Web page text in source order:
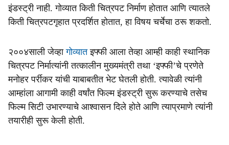
इंडस्ट्री नाही. गोव्यात किती चित्रपट निर्माण होतात आणि त्यातले
किती चित्रपटगृहात प्रदर्शित होतात, हा विषय चर्चेचा ठरू शकतो.
२००४साली जेव्हागोव्यातइफ्फी आला तेव्हा आम्ही काही स्थानिक
चित्रपट निर्मात्यांनी तत्कालीन मुख्यमंत्री तथा ‘इफ्फी’चे प्रणेते
मनोहर पर्रीकर यांची याबाबतीत भेट घेतली होती. त्यावेळी त्यांनी
आम्हांला आगामी काही वर्षांत फिल्म इंडस्ट्री सुरू करण्याचे तसेच
फिल्म सिटी उभारण्याचे आश्वासन दिले होते आणि त्याप्रमाणे त्यांनी
तयारीही सुरू केली होती.